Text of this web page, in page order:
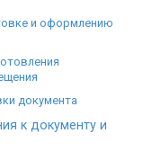
и оформлению
документа
к документу и